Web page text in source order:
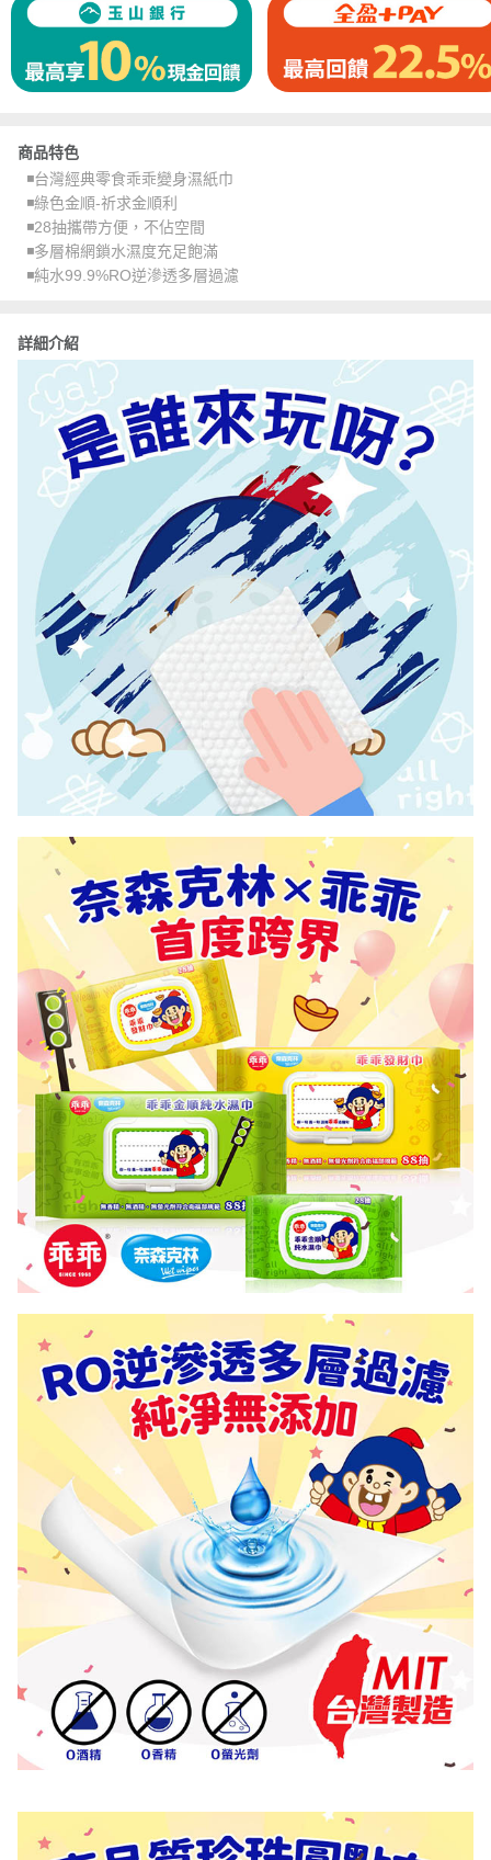
商品特色
◾️台灣經典零食乖乖變身濕紙巾
◾️綠色金順-祈求金順利
◾️28抽攜帶方便，不佔空間
◾️多層棉網鎖水濕度充足飽滿
◾️純水99.9%RO逆滲透多層過濾
詳細介紹